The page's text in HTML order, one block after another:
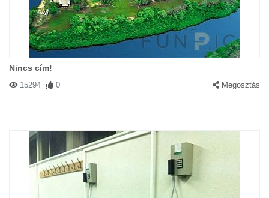
Nincs cím!
15294 0 Megosztás